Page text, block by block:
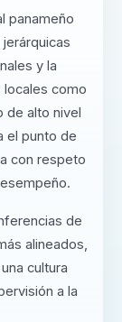
panameño
y la
como
de alto nivel
el punto de
con respeto
de
alineados,
cultura
a la